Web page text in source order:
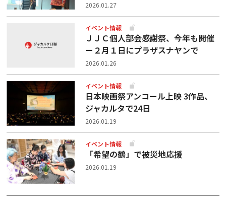
2026.01.27
イベント情報
ＪＪＣ個人部会感謝祭、今年も開催
ー２月１日にプラザスナヤンで
2026.01.26
イベント情報
日本映画祭アンコール上映 3作品、
ジャカルタで24日
2026.01.19
イベント情報
「希望の鶴」で被災地応援
2026.01.19